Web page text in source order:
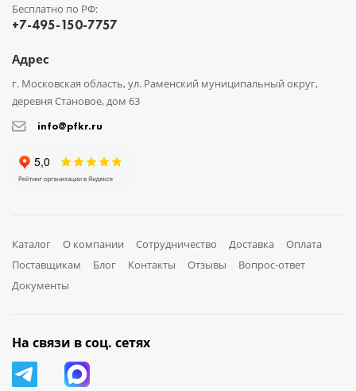
Бесплатно по РФ:
+7-495-150-7757
Адрес
г. Московская область, ул. Раменский муниципальный округ,
деревня Становое, дом 63
info@pfkr.ru
Каталог О компании Сотрудничество Доставка
Оплата
Поставщикам
Блог Контакты Отзывы
Вопрос-ответ
Документы
На связи в соц. сетях